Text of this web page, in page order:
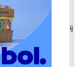
met verlos’. Ik
van het spel is bij
Na een
waai-is-eerlijk-weg’,
een rol